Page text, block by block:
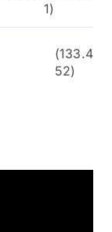
1)
(133.4
52)